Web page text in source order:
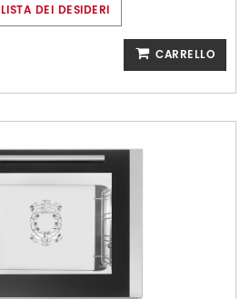
LISTA DEI DESIDERI
CARRELLO